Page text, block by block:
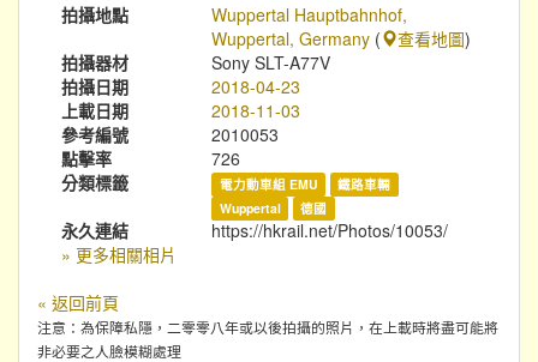
拍攝地點
Wuppertal Hauptbahnhof,
Wuppertal, Germany ( 查看地圖)
拍攝器材
Sony SLT-A77V
拍攝日期
2018-04-23
上載日期
2018-11-03
參考編號
2010053
點擊率
726
分類標籤
電力動車組 EMU
鐵路車輛
Wuppertal
德國
永久連結
https://hkrail.net/Photos/10053/
» 更多相關相片
« 返回前頁
注意：為保障私隱，二零零八年或以後拍攝的照片，在上載時將盡可能將
非必要之人臉模糊處理